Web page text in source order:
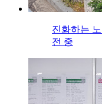
진화하는
전 중